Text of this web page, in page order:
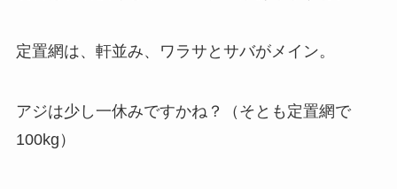
定置網は、軒並み、ワラサとサバがメイン。
アジは少し一休みですかね？（そとも定置網で
100kg）